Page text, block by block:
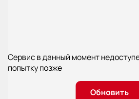
Сервис в данный момент
попытку позже
Обновить